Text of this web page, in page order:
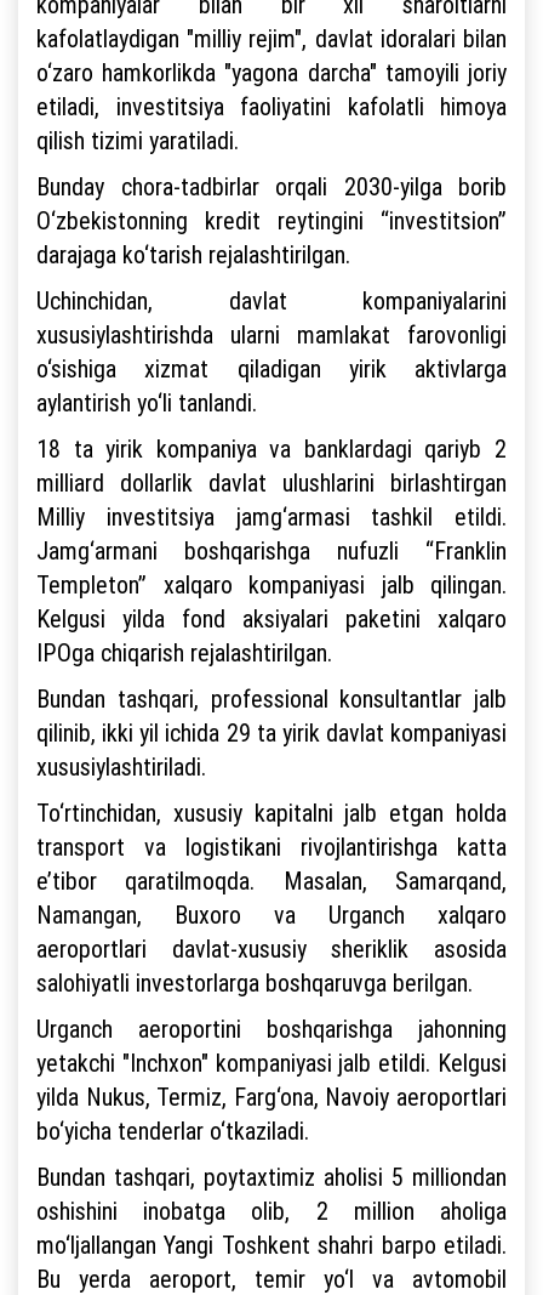
kafolatlaydigan "milliy rejim", davlat idoralari bilan
o‘zaro hamkorlikda "yagona darcha" tamoyili joriy
etiladi, investitsiya faoliyatini kafolatli himoya
qilish tizimi yaratiladi.
Bunday chora-tadbirlar orqali 2030-yilga borib
O‘zbekistonning kredit reytingini “investitsion”
darajaga ko‘tarish rejalashtirilgan.
Uchinchidan, davlat kompaniyalarini
xususiylashtirishda ularni mamlakat farovonligi
o‘sishiga xizmat qiladigan yirik aktivlarga
aylantirish yo‘li tanlandi.
18 ta yirik kompaniya va banklardagi qariyb 2
milliard dollarlik davlat ulushlarini birlashtirgan
Milliy investitsiya jamg‘armasi tashkil etildi.
Jamg‘armani boshqarishga nufuzli “Franklin
Templeton” xalqaro kompaniyasi jalb qilingan.
Kelgusi yilda fond aksiyalari paketini xalqaro
IPOga chiqarish rejalashtirilgan.
Bundan tashqari, professional konsultantlar jalb
qilinib, ikki yil ichida 29 ta yirik davlat kompaniyasi
xususiylashtiriladi.
To‘rtinchidan, xususiy kapitalni jalb etgan holda
transport va logistikani rivojlantirishga katta
e’tibor qaratilmoqda. Masalan, Samarqand,
Namangan, Buxoro va Urganch xalqaro
aeroportlari davlat-xususiy sheriklik asosida
salohiyatli investorlarga boshqaruvga berilgan.
Urganch aeroportini boshqarishga jahonning
yetakchi "Inchxon" kompaniyasi jalb etildi. Kelgusi
yilda Nukus, Termiz, Farg‘ona, Navoiy aeroportlari
bo‘yicha tenderlar o‘tkaziladi.
Bundan tashqari, poytaxtimiz aholisi 5 milliondan
oshishini inobatga olib, 2 million aholiga
mo‘ljallangan Yangi Toshkent shahri barpo etiladi.
Bu yerda aeroport, temir yo‘l va avtomobil